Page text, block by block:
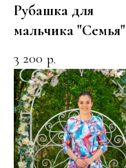
Рубашка для
мальчика "Семья"
3 200 р.